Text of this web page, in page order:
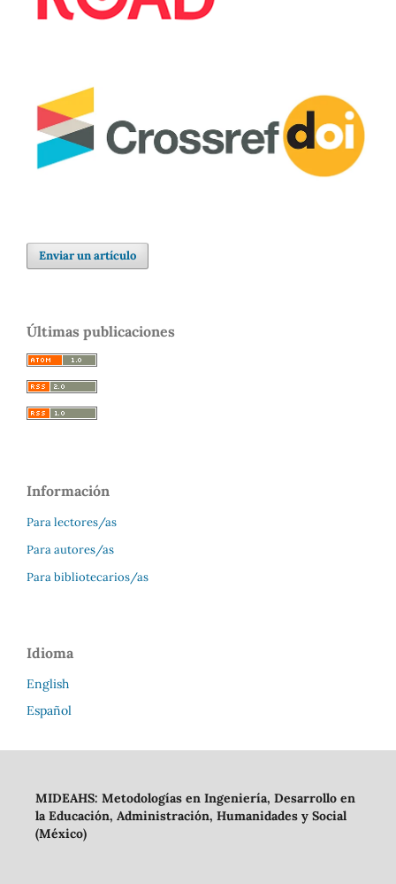
Enviar un artículo
Últimas publicaciones
Información
Para lectores/as
Para autores/as
Para bibliotecarios/as
Idioma
English
Español
MIDEAHS: Metodologías en Ingeniería, Desarrollo en
la Educación, Administración, Humanidades y Social
(México)